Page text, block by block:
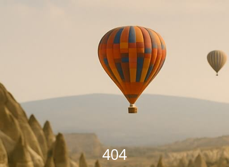
404